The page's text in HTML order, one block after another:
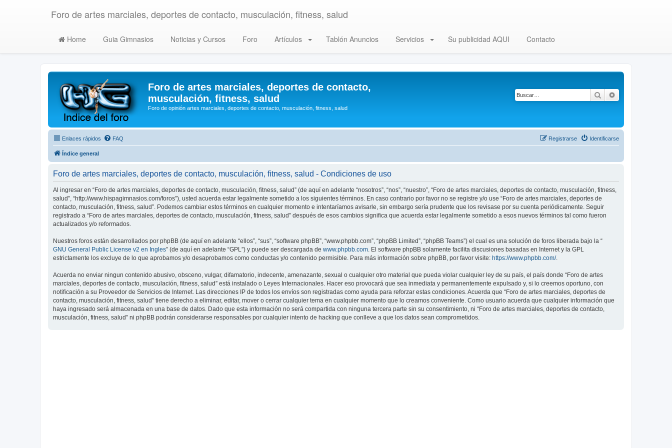
Foro de artes marciales, deportes de contacto, musculación, fitness, salud
Home Guia Gimnasios Noticias y Cursos Foro Artículos Tablón Anuncios Servicios Su publicidad AQUI Contacto
Foro de artes marciales, deportes de contacto,
musculación, fitness, salud
Foro de opinión artes marciales, deportes de contacto, musculación, fitness, salud
Buscar
Enlaces rápidos FAQ Identificarse
Registrarse
Índice general
Foro de artes marciales, deportes de contacto, musculación, fitness, salud - Condiciones de uso
Al ingresar en “Foro de artes marciales, deportes de contacto, musculación, fitness, salud” (de aquí en adelante “nosotros”, “nos”, “nuestro”, “Foro de artes marciales, deportes de contacto, musculación, fitness,
salud”, “http://www.hispagimnasios.com/foros”), usted acuerda estar legalmente sometido a los siguientes términos. En caso contrario por favor no se registre y/o use “Foro de artes marciales, deportes de
contacto, musculación, fitness, salud”. Podemos cambiar estos términos en cualquier momento e intentaríamos avisarle, sin embargo sería prudente que los revisase por su cuenta periódicamente. Seguir
registrado a “Foro de artes marciales, deportes de contacto, musculación, fitness, salud” después de esos cambios significa que acuerda estar legalmente sometido a esos nuevos términos tal como fueron
actualizados y/o reformados.
Nuestros foros están desarrollados por phpBB (de aquí en adelante “ellos”, “sus”, “software phpBB”, “www.phpbb.com”, “phpBB Limited”, “phpBB Teams”) el cual es una solución de foros liberada bajo la “
GNU General Public License v2 en Ingles” (de aquí en adelante “GPL”) y puede ser descargada de www.phpbb.com. El software phpBB solamente facilita discusiones basadas en Internet y la GPL
estrictamente los excluye de lo que aprobamos y/o desaprobamos como conductas y/o contenido permisible. Para más información sobre phpBB, por favor visite: https://www.phpbb.com/.
Acuerda no enviar ningun contenido abusivo, obsceno, vulgar, difamatorio, indecente, amenazante, sexual o cualquier otro material que pueda violar cualquier ley de su país, el país donde “Foro de artes
marciales, deportes de contacto, musculación, fitness, salud” está instalado o Leyes Internacionales. Hacer eso provocará que sea inmediata y permanentemente expulsado y, si lo creemos oportuno, con
notificación a su Proveedor de Servicios de Internet. Las direcciones IP de todos los envíos son registradas como ayuda para reforzar estas condiciones. Acuerda que “Foro de artes marciales, deportes de
contacto, musculación, fitness, salud” tiene derecho a eliminar, editar, mover o cerrar cualquier tema en cualquier momento que lo creamos conveniente. Como usuario acuerda que cualquier información que
haya ingresado será almacenada en una base de datos. Dado que esta información no será compartida con ninguna tercera parte sin su consentimiento, ni “Foro de artes marciales, deportes de contacto,
musculación, fitness, salud” ni phpBB podrán considerarse responsables por cualquier intento de hacking que conlleve a que los datos sean comprometidos.